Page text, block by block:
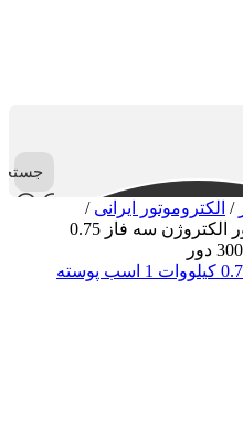
/ الکتروموتور ایرانی /
الکتروموتور الکتروژن سه فاز 0.75